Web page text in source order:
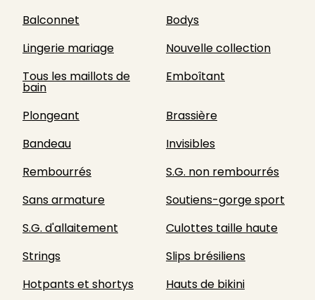
Balconnet
Bodys
Lingerie mariage
Nouvelle collection
Tous les maillots de
bain
Emboîtant
Plongeant
Brassière
Bandeau
Invisibles
Rembourrés
S.G. non rembourrés
Sans armature
Soutiens-gorge sport
S.G. d'allaitement
Culottes taille haute
Strings
Slips brésiliens
Hotpants et shortys
Hauts de bikini